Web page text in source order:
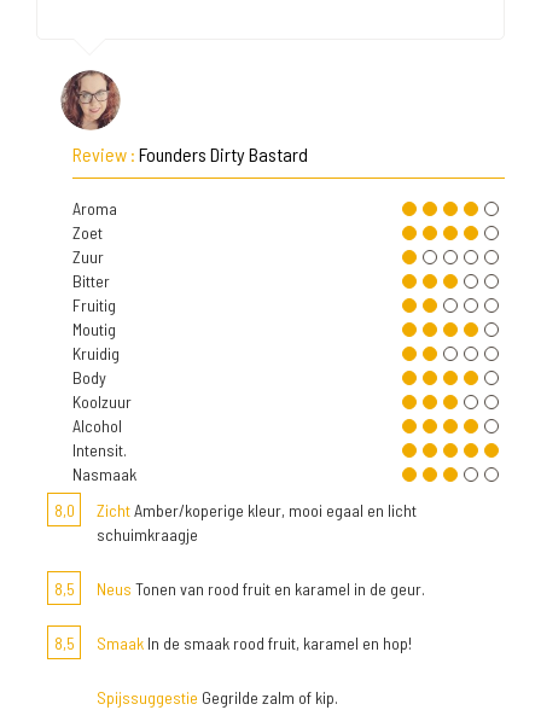
Review : Founders Dirty Bastard
Aroma
Zoet
Zuur
Bitter
Fruitig
Moutig
Kruidig
Body
Koolzuur
Alcohol
Intensit.
Nasmaak
8,0
ZichtAmber/koperige kleur, mooi egaal en licht
schuimkraagje
8,5 Neus Tonen van rood fruit en karamel in de geur.
8,5 Smaak In de smaak rood fruit, karamel en hop!
Spijssuggestie Gegrilde zalm of kip.